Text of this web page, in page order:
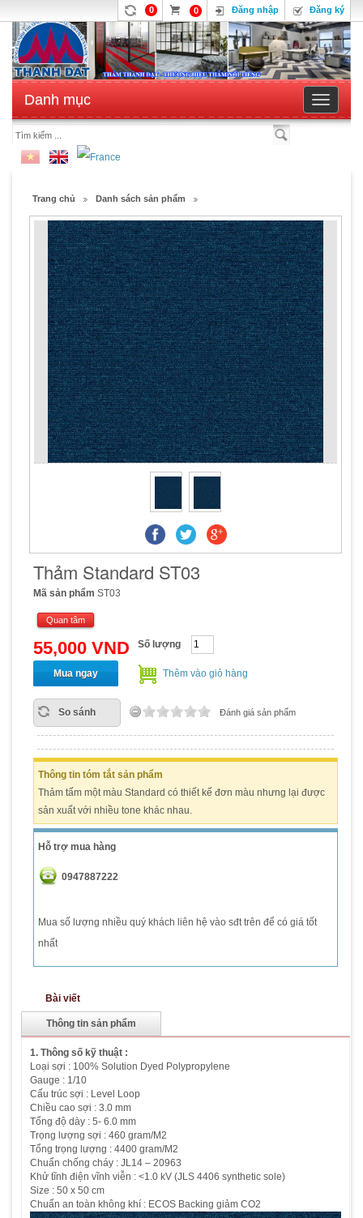
0 0 Đăng nhập Đăng ký
Toggle
Danh mục
Trang chủ Danh sách sản phẩm
Thảm Standard ST03
Mã sản phẩm ST03
Quan tâm
55,000 VND Số lượng
Mua ngay Thêm vào giỏ hàng
So sánh Đánh giá sản phẩm
Thông tin tóm tắt sản phẩm
Thảm tấm một màu Standard có thiết kế đơn màu nhưng lại được
sản xuất với nhiều tone khác nhau.
Hỗ trợ mua hàng
0947887222
Mua số lượng nhiều quý khách liên hệ vào sđt trên để có giá tốt
nhất
Bài viết
Thông tin sản phẩm
1. Thông số kỹ thuật :
Loại sợi : 100% Solution Dyed Polypropylene
Gauge : 1/10
Cấu trúc sợi : Level Loop
Chiều cao sợi : 3.0 mm
Tổng độ dày : 5- 6.0 mm
Trọng lượng sợi : 460 gram/M2
Tổng trọng lượng : 4400 gram/M2
Chuẩn chống cháy : JL14 – 20963
Khử tĩnh điện vĩnh viễn : <1.0 kV (JLS 4406 synthetic sole)
Size : 50 x 50 cm
Chuẩn an toàn không khí : ECOS Backing giảm CO2